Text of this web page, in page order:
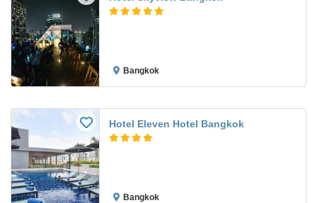
Bangkok
Hotel Eleven Hotel Bangkok
Bangkok